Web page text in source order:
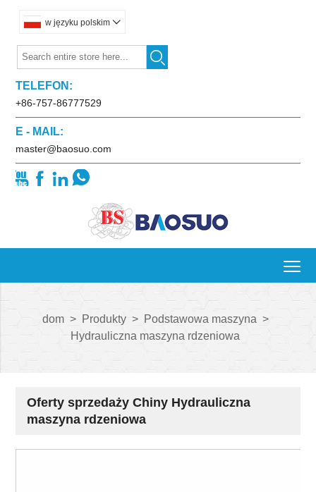
w języku polskim 

TELEFON:
+86-757-86777529
E - MAIL:
master@baosuo.com
   
dom > Produkty > Podstawowa maszyna >
Hydrauliczna maszyna rdzeniowa
Oferty sprzedaży Chiny Hydrauliczna
maszyna rdzeniowa